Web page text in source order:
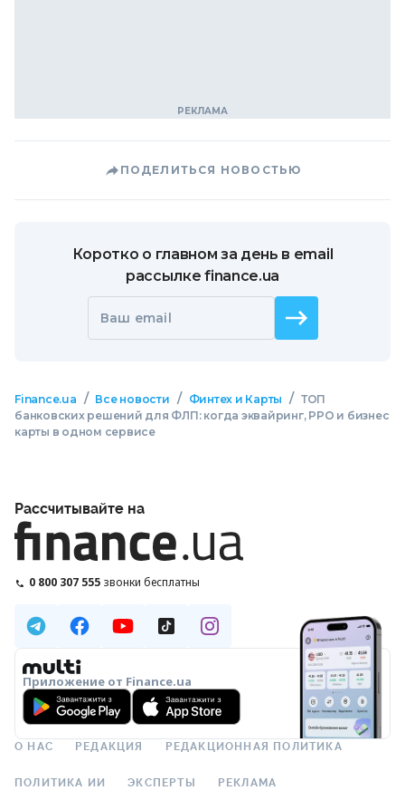
ПОДЕЛИТЬСЯ НОВОСТЬЮ
Коротко о главном за день в email
рассылке finance.ua
Ваш email
Finance.ua / Все новости / Финтех и Карты / ТОП
банковских решений для ФЛП: когда эквайринг, РРО и бизнес
карты в одном сервисе
Рассчитывайте на
0 800 307 555 звонки бесплатны
Приложение от Finance.ua
О НАС РЕДАКЦИЯ РЕДАКЦИОННАЯ ПОЛИТИКА
ПОЛИТИКА ИИ ЭКСПЕРТЫ РЕКЛАМА